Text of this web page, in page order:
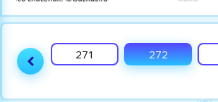
270 271 272